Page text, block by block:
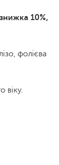
знижка 10%,
фолієва
віку.